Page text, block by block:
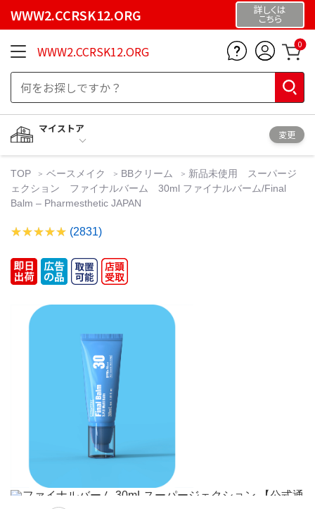
WWW2.CCRSK12.ORG 詳しくは
こちら
WWW2.CCRSK12.ORG 0
マイストア
変更
TOP ベースメイク BBクリーム
新品未使用 スーパージ
ェクション ファイナルバーム 30ml ファイナルバーム/Final
Balm – Pharmesthetic JAPAN
(2831)